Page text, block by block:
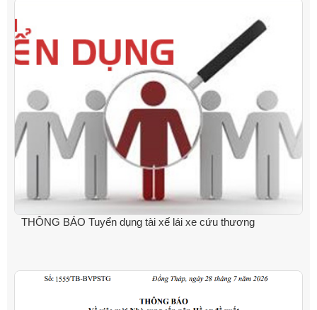
THÔNG BÁO Tuyển dụng tài xế lái xe cứu thương